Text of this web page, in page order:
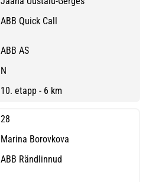
ABB Quick Call
ABB AS
N
10. etapp - 6 km
28
Marina Borovkova
ABB Rändlinnud